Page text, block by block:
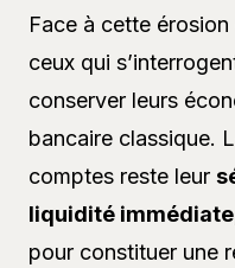
Face à cette
ceux qui
conserver leurs
bancaire classique.
comptes reste leur
liquidité immédiate
pour constituer une